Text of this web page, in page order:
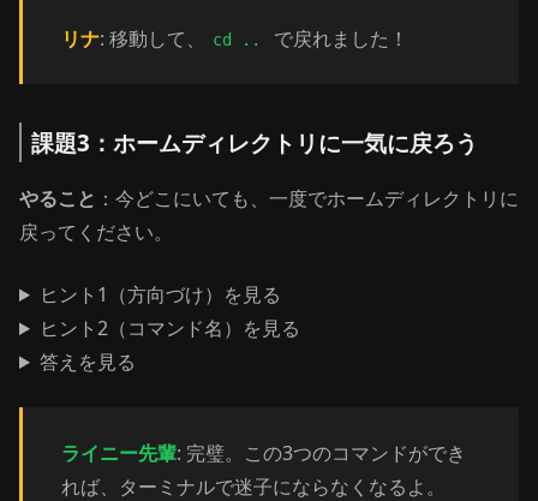
リナ: 移動して、 cd .. で戻れました！
課題3：ホームディレクトリに一気に戻ろう
やること ：今どこにいても、一度でホームディレクトリに
戻ってください。
ヒント1（方向づけ）を見る
ヒント2（コマンド名）を見る
答えを見る
ライニー先輩: 完璧。この3つのコマンドができ
れば、ターミナルで迷子にならなくなるよ。